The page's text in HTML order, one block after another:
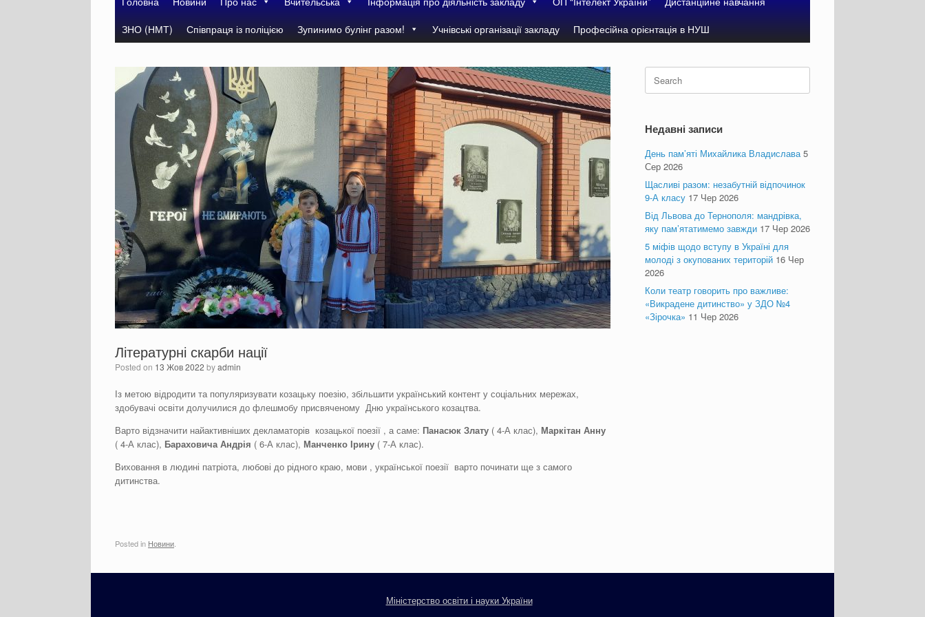
ЗНО (НМТ)
Співпраця із поліцією Зупинимо булінг разом! Учнівські організації закладу Професійна орієнтація в НУШ
Літературні скарби нації
Posted on 13 Жов 2022 byadmin
Із метою відродити та популяризувати козацьку поезію, збільшити український контент у соціальних мережах,
здобувачі освіти долучилися до флешмобу присвяченому Дню українського козацтва.
Варто відзначити найактивніших декламаторів козацької поезії , а саме: Панасюк Злату ( 4-А клас), Маркітан Анну
( 4-А клас), Бараховича Андрія ( 6-А клас), Манченко Ірину ( 7-А клас).
Виховання в людині патріота, любові до рідного краю, мови , української поезії варто починати ще з самого
дитинства.
Posted in Новини
Search
for:
Недавні записи
День пам’яті Михайлика Владислава 5
Сер 2026
Щасливі разом: незабутній відпочинок
9-А класу 17 Чер 2026
Від Львова до Тернополя: мандрівка,
яку пам’ятатимемо завжди 17 Чер 2026
5 міфів щодо вступу в Україні для
молоді з окупованих територій 16 Чер
2026
Коли театр говорить про важливе:
«Викрадене дитинство» у ЗДО №4
«Зірочка» 11 Чер 2026
Міністерство освіти і науки України